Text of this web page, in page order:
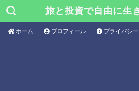
旅と投資で自由に生
ホーム プロフィール プライバシ